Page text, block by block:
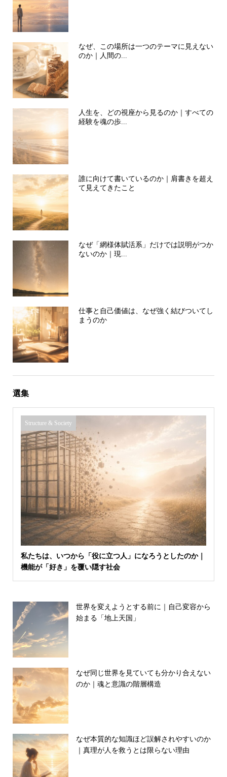
なぜ、この場所は一つのテーマに見えない
のか｜人間の...
人生を、どの視座から見るのか｜すべての
経験を魂の歩...
誰に向けて書いているのか｜肩書きを超え
て見えてきたこと
なぜ「網様体賦活系」だけでは説明がつか
ないのか｜現...
仕事と自己価値は、なぜ強く結びついてし
まうのか
選集
Structure & Society
私たちは、いつから「役に立つ人」になろうとしたのか｜
機能が「好き」を覆い隠す社会
世界を変えようとする前に｜自己変容から
始まる「地上天国」
なぜ同じ世界を見ていても分かり合えない
のか｜魂と意識の階層構造
なぜ本質的な知識ほど誤解されやすいのか
｜真理が人を救うとは限らない理由